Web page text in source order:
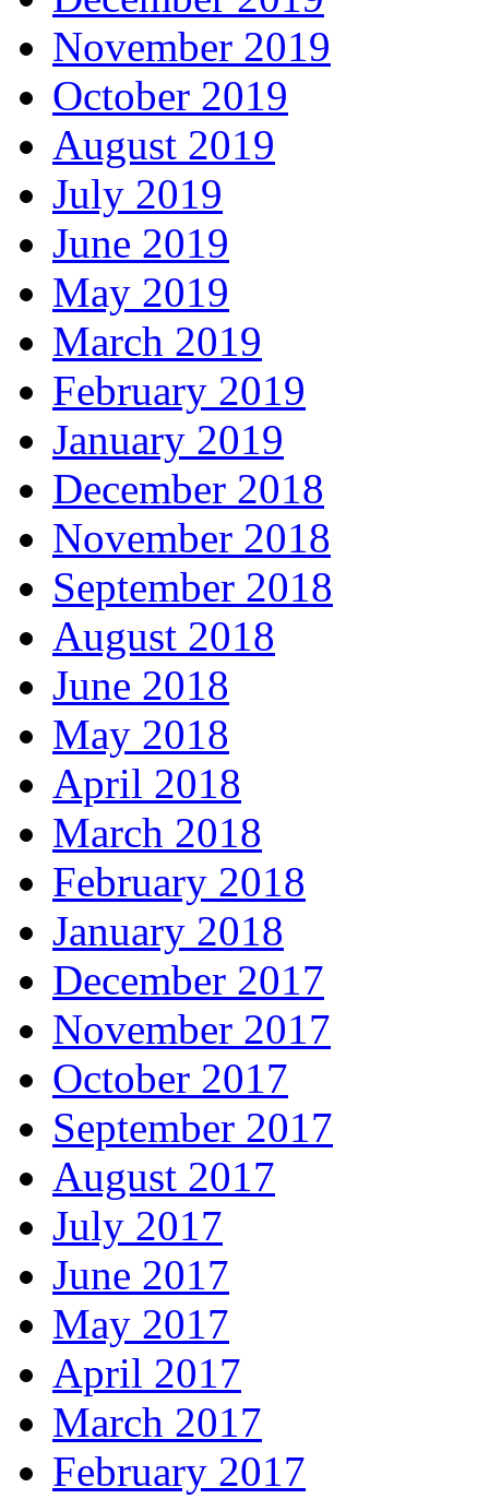
November 2019
October 2019
August 2019
July 2019
June 2019
May 2019
March 2019
February 2019
January 2019
December 2018
November 2018
September 2018
August 2018
June 2018
May 2018
April 2018
March 2018
February 2018
January 2018
December 2017
November 2017
October 2017
September 2017
August 2017
July 2017
June 2017
May 2017
April 2017
March 2017
February 2017